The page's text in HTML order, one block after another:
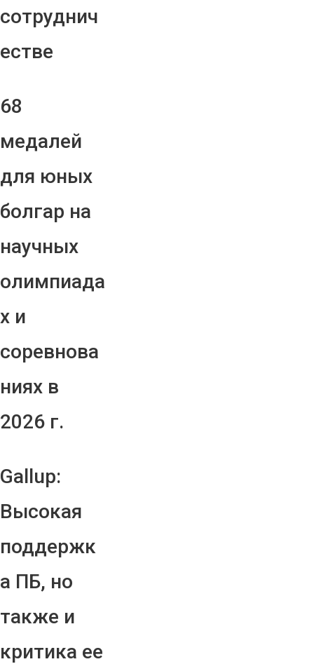
сотруднич
естве
68
медалей
для юных
болгар на
научных
олимпиада
х и
соревнова
ниях в
2026 г.
Gallup:
Высокая
поддержк
а ПБ, но
также и
критика ее